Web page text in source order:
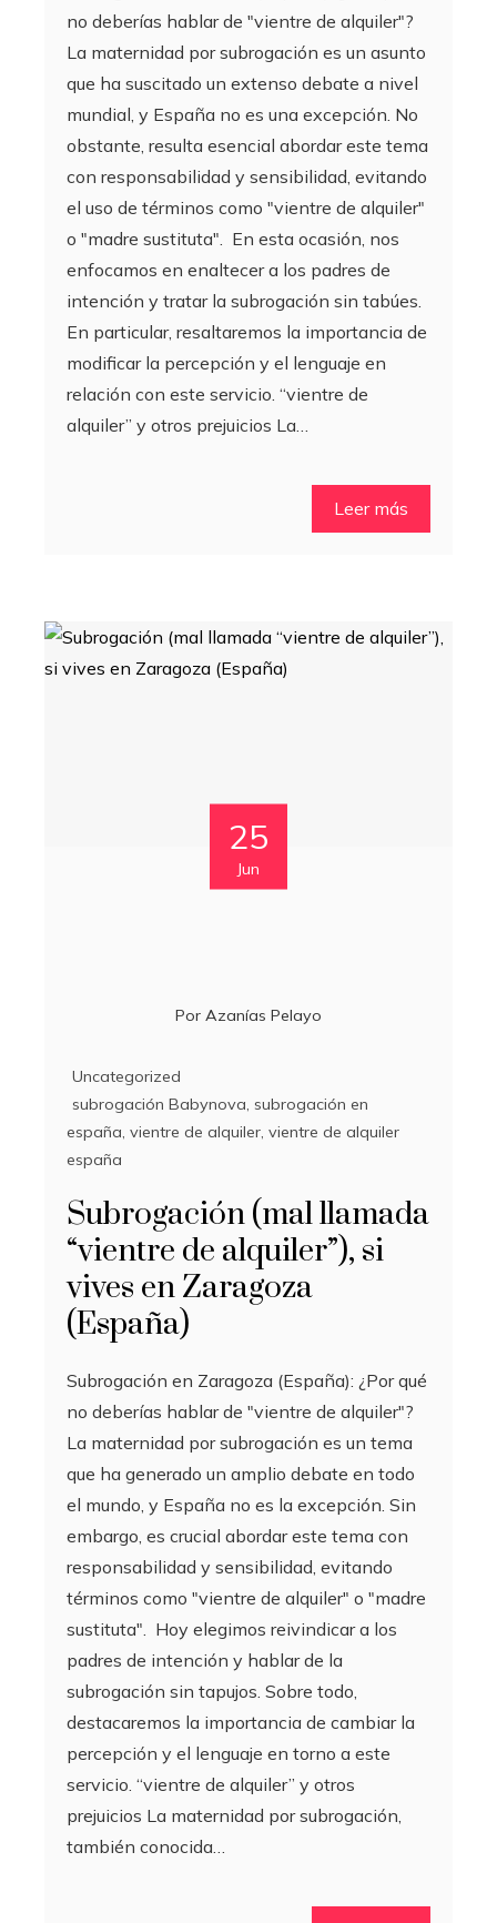
no deberías hablar de "vientre de alquiler"?
La maternidad por subrogación es un asunto
que ha suscitado un extenso debate a nivel
mundial, y España no es una excepción. No
obstante, resulta esencial abordar este tema
con responsabilidad y sensibilidad, evitando
el uso de términos como "vientre de alquiler"
o "madre sustituta". En esta ocasión, nos
enfocamos en enaltecer a los padres de
intención y tratar la subrogación sin tabúes.
En particular, resaltaremos la importancia de
modificar la percepción y el lenguaje en
relación con este servicio. “vientre de
alquiler” y otros prejuicios La…
Leer más
25
Jun
Por Azanías Pelayo
Uncategorized
subrogación Babynova subrogación en
españa vientre de alquiler vientre de alquiler
españa
Subrogación (mal llamada
“vientre de alquiler”), si
vives en Zaragoza
(España)
Subrogación en Zaragoza (España): ¿Por qué
no deberías hablar de "vientre de alquiler"?
La maternidad por subrogación es un tema
que ha generado un amplio debate en todo
el mundo, y España no es la excepción. Sin
embargo, es crucial abordar este tema con
responsabilidad y sensibilidad, evitando
términos como "vientre de alquiler" o "madre
sustituta". Hoy elegimos reivindicar a los
padres de intención y hablar de la
subrogación sin tapujos. Sobre todo,
destacaremos la importancia de cambiar la
percepción y el lenguaje en torno a este
servicio. “vientre de alquiler” y otros
prejuicios La maternidad por subrogación,
también conocida…